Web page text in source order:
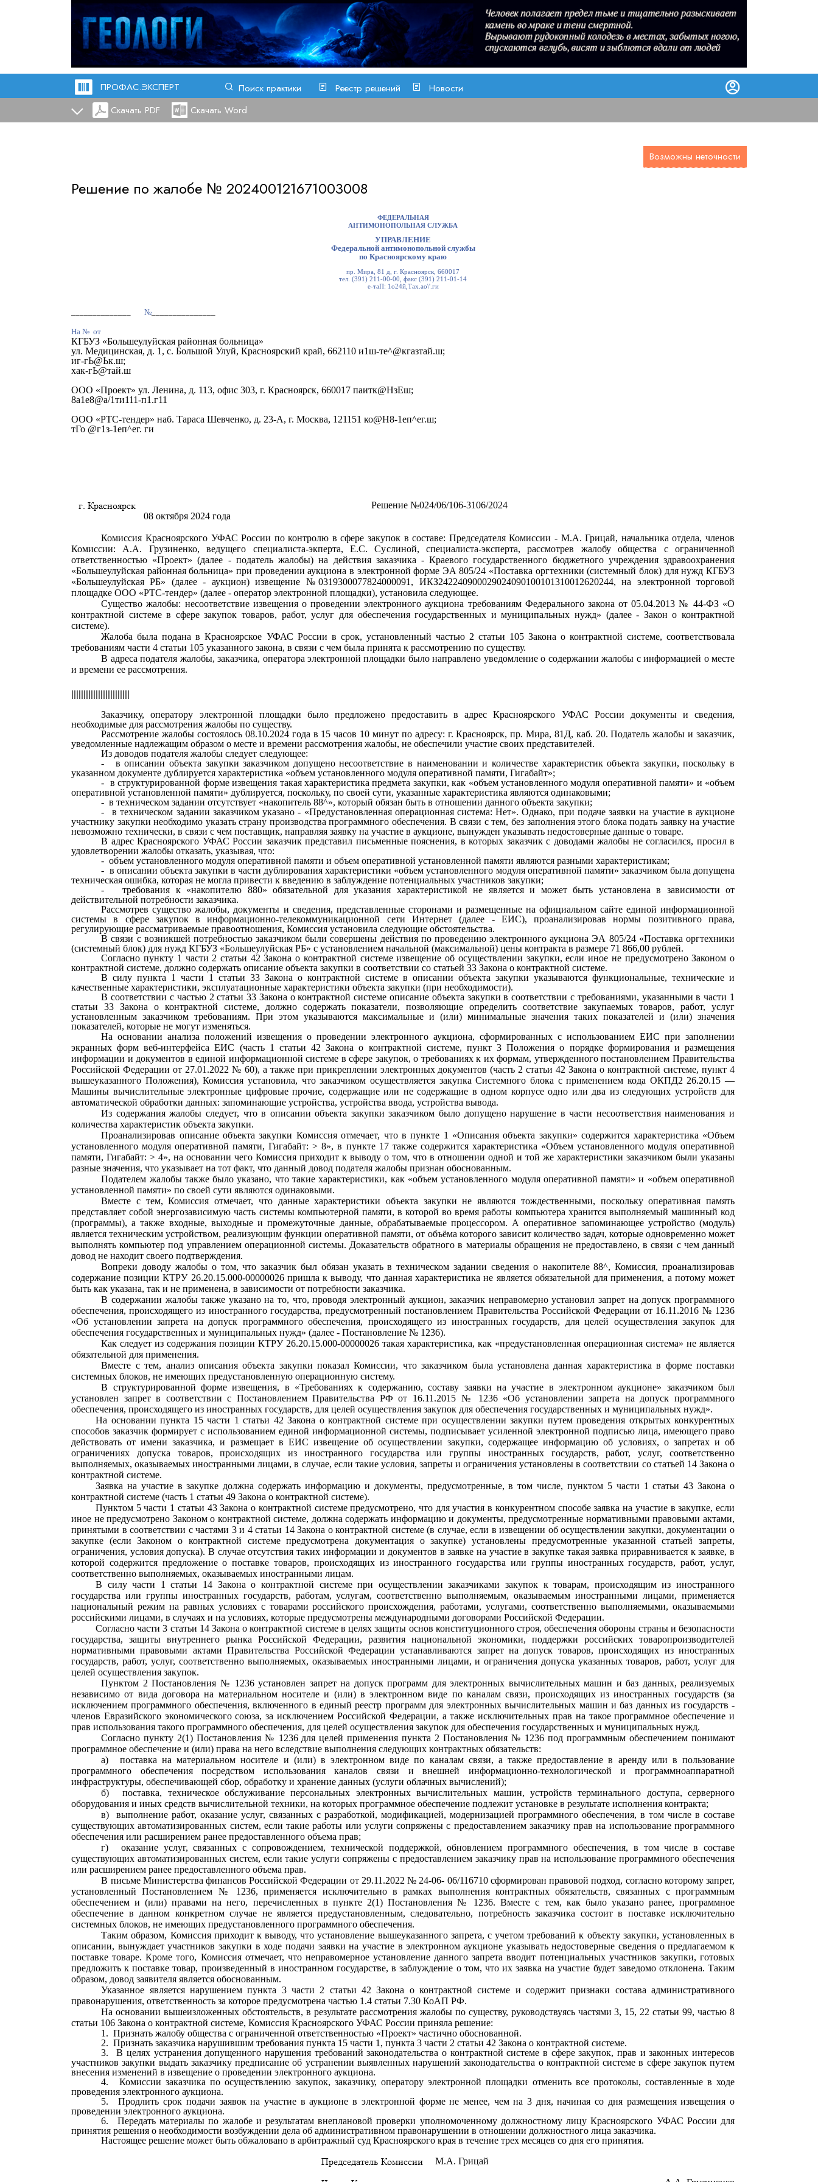
ПРОФАС.ЭКСПЕРТ Поиск практики Реестр решений
Новости
Скачать PDF
Скачать Word
Возможны неточности
Решение по жалобе № 202400121671003008
ФЕДЕРАЛЬНАЯ
АНТИМОНОПОЛЬНАЯ СЛУЖБА
УПРАВЛЕНИЕ
Федеральной антимонопольной службы
по Красноярскому краю
пр. Мира, 81 д, г. Красноярск, 660017
тел. (391) 211-00-00, факс (391) 211-01-14
е-таП: 1о24й,Тах.ао\'.ги
№
На № от
КГБУЗ «Большеулуйская районная больница»
ул. Медицинская, д. 1, с. Большой Улуй, Красноярский край, 662110 и1ш-те^@кгазтай.ш;
иг-гЬ@Ьк.ш;
хак-гЬ@тай.ш
ООО «Проект» ул. Ленина, д. 113, офис 303, г. Красноярск, 660017 паитк@НзЕш;
8а1е8@а/1ти111-п1.г11
ООО «РТС-тендер» наб. Тараса Шевченко, д. 23-А, г. Москва, 121151 ко@Н8-1еп^ег.ш;
тГо @г1з-1еп^ег. ги
Решение №024/06/106-3106/2024
08 октября 2024 года
Комиссия Красноярского УФАС России по контролю в сфере закупок в составе: Председателя Комиссии - М.А. Грицай, начальника отдела, членов
Комиссии: А.А. Грузиненко, ведущего специалиста-экперта, Е.С. Суслиной, специалиста-эксперта, рассмотрев жалобу общества с ограниченной
ответственностью «Проект» (далее - податель жалобы) на действия заказчика - Краевого государственного бюджетного учреждения здравоохранения
«Большеулуйская районная больница» при проведении аукциона в электронной форме ЭА 805/24 «Поставка оргтехники (системный блок) для нужд КГБУЗ
«Большеулуйская РБ» (далее - аукцион) извещение №0319300077824000091, ИКЗ242240900029024090100101310012620244, на электронной торговой
площадке ООО «РТС-тендер» (далее - оператор электронной площадки), установила следующее.
Существо жалобы: несоответствие извещения о проведении электронного аукциона требованиям Федерального закона от 05.04.2013 № 44-ФЗ «О
контрактной системе в сфере закупок товаров, работ, услуг для обеспечения государственных и муниципальных нужд» (далее - Закон о контрактной
системе).
Жалоба была подана в Красноярское УФАС России в срок, установленный частью 2 статьи 105 Закона о контрактной системе, соответствовала
требованиям части 4 статьи 105 указанного закона, в связи с чем была принята к рассмотрению по существу.
В адреса подателя жалобы, заказчика, оператора электронной площадки было направлено уведомление о содержании жалобы с информацией о месте
и времени ее рассмотрения.
||||||||||||||||||||||||
Заказчику, оператору электронной площадки было предложено предоставить в адрес Красноярского УФАС России документы и сведения,
необходимые для рассмотрения жалобы по существу.
Рассмотрение жалобы состоялось 08.10.2024 года в 15 часов 10 минут по адресу: г. Красноярск, пр. Мира, 81Д, каб. 20. Податель жалобы и заказчик,
уведомленные надлежащим образом о месте и времени рассмотрения жалобы, не обеспечили участие своих представителей.
Из доводов подателя жалобы следует следующее:
-
в описании объекта закупки заказчиком допущено несоответствие в наименовании и количестве характеристик объекта закупки, поскольку в
указанном документе дублируется характеристика «объем установленного модуля оперативной памяти, Гигабайт»;
- в структурированной форме извещения такая характеристика предмета закупки, как «объем установленного модуля оперативной памяти» и «объем
оперативной установленной памяти» дублируется, поскольку, по своей сути, указанные характеристика являются одинаковыми;
- в техническом задании отсутствует «накопитель 88^», который обязан быть в отношении данного объекта закупки;
-
в техническом задании заказчиком указано - «Предустановленная операционная система: Нет». Однако, при подаче заявки на участие в аукционе
участнику закупки необходимо указать страну производства программного обеспечения. В связи с тем, без заполнения этого блока подать заявку на участие
невозможно технически, в связи с чем поставщик, направляя заявку на участие в аукционе, вынужден указывать недостоверные данные о товаре.
В адрес Красноярского УФАС России заказчик представил письменные пояснения, в которых заказчик с доводами жалобы не согласился, просил в
удовлетворении жалобы отказать, указывая, что:
- объем установленного модуля оперативной памяти и объем оперативной установленной памяти являются разными характеристикам;
- в описании объекта закупки в части дублирования характеристики «объем установленного модуля оперативной памяти» заказчиком была допущена
техническая ошибка, которая не могла привести к введению в заблуждение потенциальных участников закупки;
-
требования к «накопителю 880» обязательной для указания характеристикой не является и может быть установлена в зависимости от
действительной потребности заказчика.
Рассмотрев существо жалобы, документы и сведения, представленные сторонами и размещенные на официальном сайте единой информационной
системы в сфере закупок в информационно-телекоммуникационной сети Интернет (далее - ЕИС), проанализировав нормы позитивного права,
регулирующие рассматриваемые правоотношения, Комиссия установила следующие обстоятельства.
В связи с возникшей потребностью заказчиком были совершены действия по проведению электронного аукциона ЭА 805/24 «Поставка оргтехники
(системный блок) для нужд КГБУЗ «Большеулуйская РБ» с установлением начальной (максимальной) цены контракта в размере 71 866,00 рублей.
Согласно пункту 1 части 2 статьи 42 Закона о контрактной системе извещение об осуществлении закупки, если иное не предусмотрено Законом о
контрактной системе, должно содержать описание объекта закупки в соответствии со статьей 33 Закона о контрактной системе.
В силу пункта 1 части 1 статьи 33 Закона о контрактной системе в описании объекта закупки указываются функциональные, технические и
качественные характеристики, эксплуатационные характеристики объекта закупки (при необходимости).
В соответствии с частью 2 статьи 33 Закона о контрактной системе описание объекта закупки в соответствии с требованиями, указанными в части 1
статьи 33 Закона о контрактной системе, должно содержать показатели, позволяющие определить соответствие закупаемых товаров, работ, услуг
установленным заказчиком требованиям. При этом указываются максимальные и (или) минимальные значения таких показателей и (или) значения
показателей, которые не могут изменяться.
На основании анализа положений извещения о проведении электронного аукциона, сформированных с использованием ЕИС при заполнении
экранных форм веб-интерфейса ЕИС (часть 1 статьи 42 Закона о контрактной системе, пункт 3 Положения о порядке формирования и размещения
информации и документов в единой информационной системе в сфере закупок, о требованиях к их формам, утвержденного постановлением Правительства
Российской Федерации от 27.01.2022 № 60), а также при прикреплении электронных документов (часть 2 статьи 42 Закона о контрактной системе, пункт 4
вышеуказанного Положения), Комиссия установила, что заказчиком осуществляется закупка Системного блока с применением кода ОКПД2 26.20.15 —
Машины вычислительные электронные цифровые прочие, содержащие или не содержащие в одном корпусе одно или два из следующих устройств для
автоматической обработки данных: запоминающие устройства, устройства ввода, устройства вывода.
Из содержания жалобы следует, что в описании объекта закупки заказчиком было допущено нарушение в части несоответствия наименования и
количества характеристик объекта закупки.
Проанализировав описание объекта закупки Комиссия отмечает, что в пункте 1 «Описания объекта закупки» содержится характеристика «Объем
установленного модуля оперативной памяти, Гигабайт: > 8», в пункте 17 также содержится характеристика «Объем установленного модуля оперативной
памяти, Гигабайт: > 4», на основании чего Комиссия приходит к выводу о том, что в отношении одной и той же характеристики заказчиком были указаны
разные значения, что указывает на тот факт, что данный довод подателя жалобы признан обоснованным.
Подателем жалобы также было указано, что такие характеристики, как «объем установленного модуля оперативной памяти» и «объем оперативной
установленной памяти» по своей сути являются одинаковыми.
Вместе с тем, Комиссия отмечает, что данные характеристики объекта закупки не являются тождественными, поскольку оперативная память
представляет собой энергозависимую часть системы компьютерной памяти, в которой во время работы компьютера хранится выполняемый машинный код
(программы), а также входные, выходные и промежуточные данные, обрабатываемые процессором. А оперативное запоминающее устройство (модуль)
является техническим устройством, реализующим функции оперативной памяти, от объёма которого зависит количество задач, которые одновременно может
выполнять компьютер под управлением операционной системы. Доказательств обратного в материалы обращения не предоставлено, в связи с чем данный
довод не находит своего подтверждения.
Вопреки доводу жалобы о том, что заказчик был обязан указать в техническом задании сведения о накопителе 88^, Комиссия, проанализировав
содержание позиции КТРУ 26.20.15.000-00000026 пришла к выводу, что данная характеристика не является обязательной для применения, а потому может
быть как указана, так и не применена, в зависимости от потребности заказчика.
В содержании жалобы также указано на то, что, проводя электронный аукцион, заказчик неправомерно установил запрет на допуск программного
обеспечения, происходящего из иностранного государства, предусмотренный постановлением Правительства Российской Федерации от 16.11.2016 № 1236
«Об установлении запрета на допуск программного обеспечения, происходящего из иностранных государств, для целей осуществления закупок для
обеспечения государственных и муниципальных нужд» (далее - Постановление № 1236).
Как следует из содержания позиции КТРУ 26.20.15.000-00000026 такая характеристика, как «предустановленная операционная система» не является
обязательной для применения.
Вместе с тем, анализ описания объекта закупки показал Комиссии, что заказчиком была установлена данная характеристика в форме поставки
системных блоков, не имеющих предустановленную операционную систему.
В структурированной форме извещения, в «Требованиях к содержанию, составу заявки на участие в электронном аукционе» заказчиком был
установлен запрет в соответствии с Постановлением Правительства РФ от 16.11.2015 № 1236 «Об установлении запрета на допуск программного
обеспечения, происходящего из иностранных государств, для целей осуществления закупок для обеспечения государственных и муниципальных нужд».
На основании пункта 15 части 1 статьи 42 Закона о контрактной системе при осуществлении закупки путем проведения открытых конкурентных
способов заказчик формирует с использованием единой информационной системы, подписывает усиленной электронной подписью лица, имеющего право
действовать от имени заказчика, и размещает в ЕИС извещение об осуществлении закупки, содержащее информацию об условиях, о запретах и об
ограничениях допуска товаров, происходящих из иностранного государства или группы иностранных государств, работ, услуг, соответственно
выполняемых, оказываемых иностранными лицами, в случае, если такие условия, запреты и ограничения установлены в соответствии со статьей 14 Закона о
контрактной системе.
Заявка на участие в закупке должна содержать информацию и документы, предусмотренные, в том числе, пунктом 5 части 1 статьи 43 Закона о
контрактной системе (часть 1 статьи 49 Закона о контрактной системе).
Пунктом 5 части 1 статьи 43 Закона о контрактной системе предусмотрено, что для участия в конкурентном способе заявка на участие в закупке, если
иное не предусмотрено Законом о контрактной системе, должна содержать информацию и документы, предусмотренные нормативными правовыми актами,
принятыми в соответствии с частями 3 и 4 статьи 14 Закона о контрактной системе (в случае, если в извещении об осуществлении закупки, документации о
закупке (если Законом о контрактной системе предусмотрена документация о закупке) установлены предусмотренные указанной статьей запреты,
ограничения, условия допуска). В случае отсутствия таких информации и документов в заявке на участие в закупке такая заявка приравнивается к заявке, в
которой содержится предложение о поставке товаров, происходящих из иностранного государства или группы иностранных государств, работ, услуг,
соответственно выполняемых, оказываемых иностранными лицам.
В силу части 1 статьи 14 Закона о контрактной системе при осуществлении заказчиками закупок к товарам, происходящим из иностранного
государства или группы иностранных государств, работам, услугам, соответственно выполняемым, оказываемым иностранными лицами, применяется
национальный режим на равных условиях с товарами российского происхождения, работами, услугами, соответственно выполняемыми, оказываемыми
российскими лицами, в случаях и на условиях, которые предусмотрены международными договорами Российской Федерации.
Согласно части 3 статьи 14 Закона о контрактной системе в целях защиты основ конституционного строя, обеспечения обороны страны и безопасности
государства, защиты внутреннего рынка Российской Федерации, развития национальной экономики, поддержки российских товаропроизводителей
нормативными правовыми актами Правительства Российской Федерации устанавливаются запрет на допуск товаров, происходящих из иностранных
государств, работ, услуг, соответственно выполняемых, оказываемых иностранными лицами, и ограничения допуска указанных товаров, работ, услуг для
целей осуществления закупок.
Пунктом 2 Постановления № 1236 установлен запрет на допуск программ для электронных вычислительных машин и баз данных, реализуемых
независимо от вида договорана материальном носителе и (или) в электронном виде по каналам связи, происходящих из иностранных государств (за
исключением программного обеспечения, включенного в единый реестр программ для электронных вычислительных машин и баз данных из государств -
членов Евразийского экономического союза, за исключением Российской Федерации, а также исключительных прав на такое программное обеспечение и
прав использования такого программного обеспечения, для целей осуществления закупок для обеспечения государственных и муниципальных нужд.
Согласно пункту 2(1) Постановления № 1236 для целей применения пункта 2 Постановления № 1236 под программным обеспечением понимают
программное обеспечение и (или) права на него вследствие выполнения следующих контрактных обязательств:
а)
поставка на материальном носителе и (или) в электронном виде по каналам связи, а также предоставление в аренду или в пользование
программного обеспечения посредством использования каналов связи и внешней информационно-технологической и программноаппаратной
инфраструктуры, обеспечивающей сбор, обработку и хранение данных (услуги облачных вычислений);
б)
поставка, техническое обслуживание персональных электронных вычислительных машин, устройств терминального доступа, серверного
оборудования и иных средств вычислительной техники, на которых программное обеспечение подлежит установке в результате исполнения контракта;
в)
выполнение работ, оказание услуг, связанных с разработкой, модификацией, модернизацией программного обеспечения, в том числе в составе
существующих автоматизированных систем, если такие работы или услуги сопряжены с предоставлением заказчику прав на использование программного
обеспечения или расширением ранее предоставленного объема прав;
г)
оказание услуг, связанных с сопровождением, технической поддержкой, обновлением программного обеспечения, в том числе в составе
существующих автоматизированных систем, если такие услуги сопряжены с предоставлением заказчику прав на использование программного обеспечения
или расширением ранее предоставленного объема прав.
В письме Министерства финансов Российской Федерации от 29.11.2022 № 24-06- 06/116710 сформирован правовой подход, согласно которому запрет,
установленный Постановлением № 1236, применяется исключительно в рамках выполнения контрактных обязательств, связанных с программным
обеспечением и (или) правами на него, перечисленных в пункте 2(1) Постановления № 1236. Вместе с тем, как было указано ранее, программное
обеспечение в данном конкретном случае не является предустановленным, следовательно, потребность заказчика состоит в поставке исключительно
системных блоков, не имеющих предустановленного программного обеспечения.
Таким образом, Комиссия приходит к выводу, что установление вышеуказанного запрета, с учетом требований к объекту закупки, установленных в
описании, вынуждает участников закупки в ходе подачи заявки на участие в электронном аукционе указывать недостоверные сведения о предлагаемом к
поставке товаре. Кроме того, Комиссия отмечает, что неправомерное установление данного запрета вводит потенциальных участников закупки, готовых
предложить к поставке товар, произведенный в иностранном государстве, в заблуждение о том, что их заявка на участие будет заведомо отклонена. Таким
образом, довод заявителя является обоснованным.
Указанное является нарушением пункта 3 части 2 статьи 42 Закона о контрактной системе и содержит признаки состава административного
правонарушения, ответственность за которое предусмотрена частью 1.4 статьи 7.30 КоАП РФ.
На основании вышеизложенных обстоятельств, в результате рассмотрения жалобы по существу, руководствуясь частями 3, 15, 22 статьи 99, частью 8
статьи 106 Закона о контрактной системе, Комиссия Красноярского УФАС России приняла решение:
Признать жалобу общества с ограниченной ответственностью «Проект» частично обоснованной.
Признать заказчика нарушившим требования пункта 15 части 1, пункта 3 части 2 статьи 42 Закона о контрактной системе.
В целях устранения допущенного нарушения требований законодательства о контрактной системе в сфере закупок, прав и законных интересов
участников закупки выдать заказчику предписание об устранении выявленных нарушений законодательства о контрактной системе в сфере закупок путем
внесения изменений в извещение о проведении электронного аукциона.
Комиссии заказчика по осуществлению закупок, заказчику, оператору электронной площадки отменить все протоколы, составленные в ходе
проведения электронного аукциона.
Продлить срок подачи заявок на участие в аукционе в электронной форме не менее, чем на 3 дня, начиная со дня размещения извещения о
проведении электронного аукциона.
Передать материалы по жалобе и результатам внеплановой проверки уполномоченному должностному лицу Красноярского УФАС России для
принятия решения о необходимости возбуждении дела об административном правонарушении в отношении должностного лица заказчика.
Настоящее решение может быть обжаловано в арбитражный суд Красноярского края в течение трех месяцев со дня его принятия.
М.А. Грицай